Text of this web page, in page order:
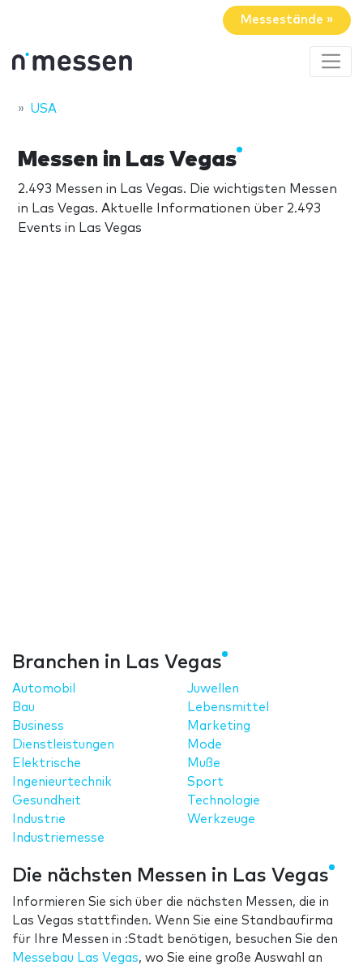
Messestände »
USA
Messen in Las Vegas
2.493 Messen in Las Vegas. Die wichtigsten Messen
in Las Vegas. Aktuelle Informationen über 2.493
Events in Las Vegas
Branchen in Las Vegas
Automobil
Bau
Business
Dienstleistungen
Elektrische
Ingenieurtechnik
Gesundheit
Industrie
Industriemesse
Juwellen
Lebensmittel
Marketing
Mode
Muße
Sport
Technologie
Werkzeuge
Die nächsten Messen in Las Vegas
Informieren Sie sich über die nächsten Messen, die in
Las Vegas stattfinden. Wenn Sie eine Standbaufirma
für Ihre Messen in :Stadt benötigen, besuchen Sie den
Messebau Las Vegas, wo Sie eine große Auswahl an